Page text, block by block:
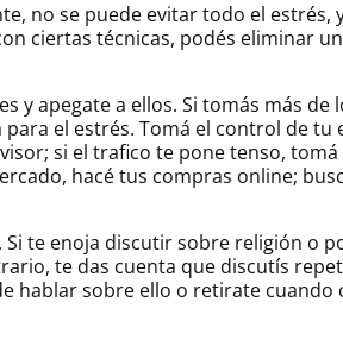
no se puede evitar todo el estrés,
ciertas técnicas, podés eliminar
y apegate a ellos. Si tomás más de
el estrés. Tomá el control de tu
si el trafico te pone tenso,
hacé tus compras online;
te enoja discutir sobre religión o
te das cuenta que discutís
hablar sobre ello o retirate cuando